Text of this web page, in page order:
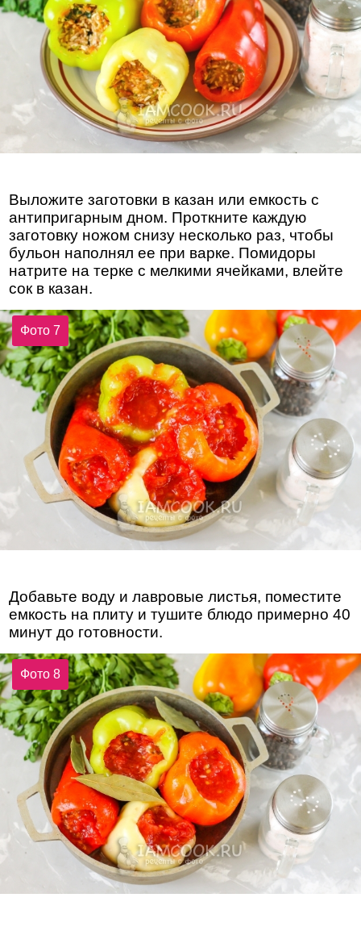
Выложите заготовки в казан или емкость с
антипригарным дном. Проткните каждую
заготовку ножом снизу несколько раз, чтобы
бульон наполнял ее при варке. Помидоры
натрите на терке с мелкими ячейками, влейте
сок в казан.
Фото 7
Добавьте воду и лавровые листья, поместите
емкость на плиту и тушите блюдо примерно 40
минут до готовности.
Фото 8